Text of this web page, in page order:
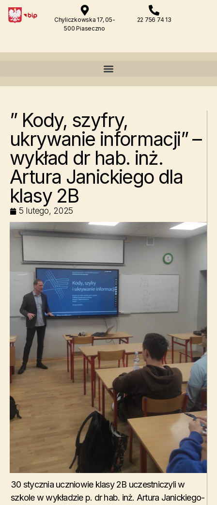
Chyliczkowska 17, 05-
500 Piaseczno
22 756 74 13
” Kody, szyfry,
ukrywanie informacji” –
wykład dr hab. inż.
Artura Janickiego dla
klasy 2B
5 lutego, 2025
30 stycznia uczniowie klasy 2B uczestniczyli w
szkole w wykładzie p. dr hab. inż. Artura Janickiego-